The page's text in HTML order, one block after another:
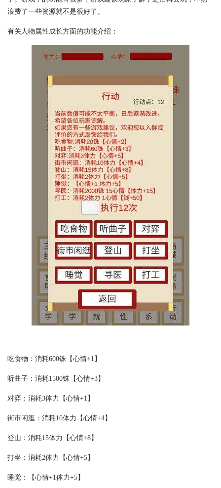
浪费了一些资源就不是很好了。
有关人物属性成长方面的功能介绍：
吃食物：消耗600铢【心情+1】
听曲子：消耗1500铢【心情+3】
对弈：消耗3体力【心情+1】
街市闲逛：消耗10体力【心情+4】
登山：消耗15体力【心情+8】
打坐：消耗2体力【心情+5】
睡觉：【心情+1体力+5】